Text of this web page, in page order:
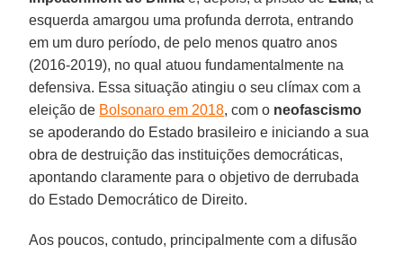
esquerda amargou uma profunda derrota, entrando
em um duro período, de pelo menos quatro anos
(2016-2019), no qual atuou fundamentalmente na
defensiva. Essa situação atingiu o seu clímax com a
eleição de Bolsonaro em 2018, com o neofascismo
se apoderando do Estado brasileiro e iniciando a sua
obra de destruição das instituições democráticas,
apontando claramente para o objetivo de derrubada
do Estado Democrático de Direito.
Aos poucos, contudo, principalmente com a difusão